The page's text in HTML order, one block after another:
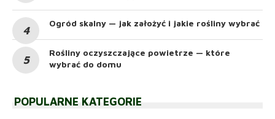
Ogród skalny — jak założyć i jakie rośliny wybrać
Rośliny oczyszczające powietrze — które
wybrać do domu
POPULARNE KATEGORIE